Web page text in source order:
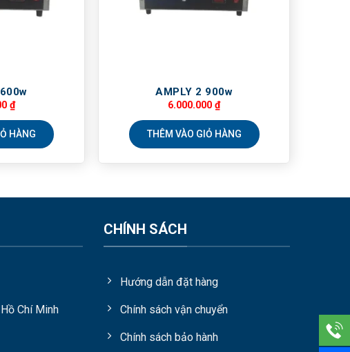
₫
HÀNG
AMPLY 2 900w
6.000.000₫
THÊM VÀO GIỎ HÀNG
Chí Minh
CHÍNH SÁCH
Hướng dẫn đặt hàng
Chính sách vận chuyển
Chính sách bảo hành